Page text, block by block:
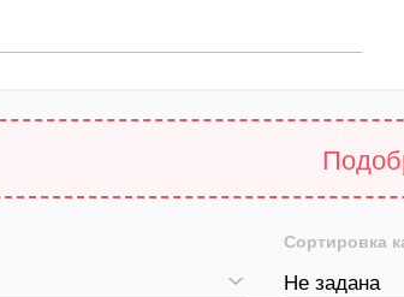
Сортировка
Не задана